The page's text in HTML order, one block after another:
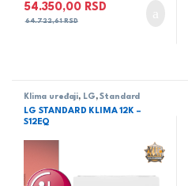
54.350,00 RSD
64.722,61RSD
Klima uređaji, LG ,Standard
LG STANDARD KLIMA 12K –
S12EQ